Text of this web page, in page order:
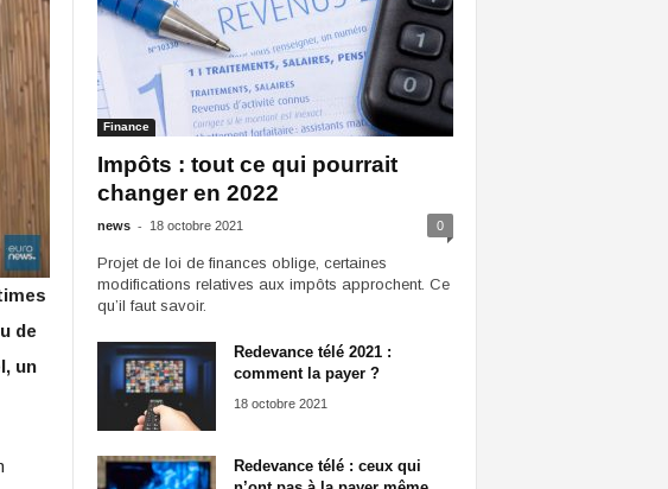
de
un
Finance
Impôts : tout ce qui pourrait
changer en 2022
news - 18 octobre 2021 0
Projet de loi de finances oblige, certaines
modifications relatives aux impôts approchent. Ce
qu’il faut savoir.
Redevance télé 2021 :
comment la payer ?
18 octobre 2021
Redevance télé : ceux qui